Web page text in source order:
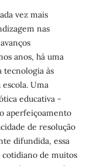
vez mais
nas
anos, há uma
tecnologia às
Uma
educativa -
aperfeiçoamento
de resolução
difundida, essa
cotidiano de muitos